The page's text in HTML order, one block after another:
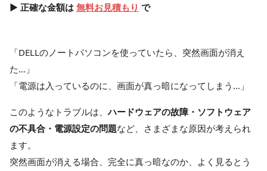
▶ 正確な金額は 無料お見積もり で
「DELLのノートパソコンを使っていたら、突然画面が消え
た…」
「電源は入っているのに、画面が真っ暗になってしまう…」
このようなトラブルは、ハードウェアの故障・ソフトウェア
の不具合・電源設定の問題など、さまざまな原因が考えられ
ます。
突然画面が消える場合、完全に真っ暗なのか、よく見るとう